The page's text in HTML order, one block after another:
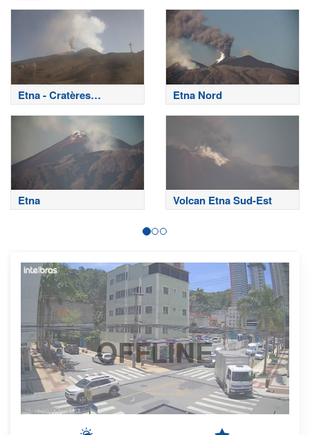
Etna - Cratères
sommitaux
Etna Nord
Etna Volcan Etna Sud-Est
OFFLINE